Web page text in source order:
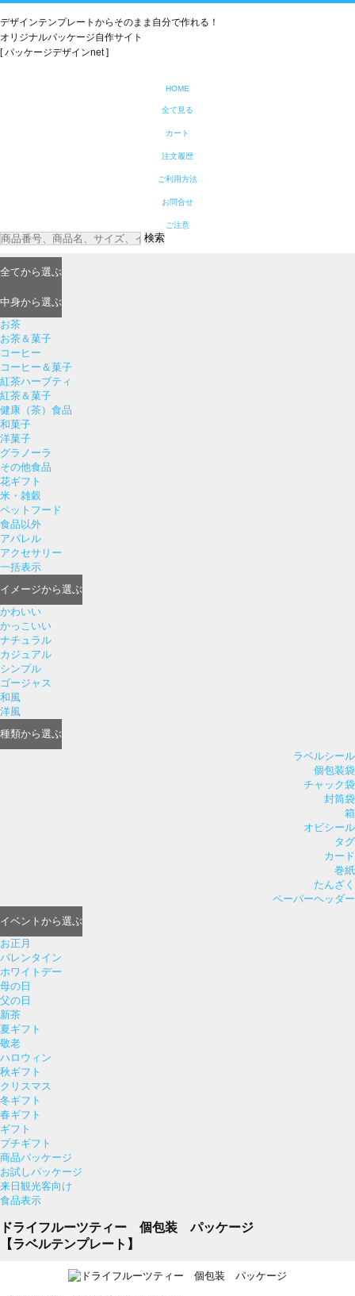
デザインテンプレートからそのまま自分で作れる！
オリジナルパッケージ自作サイト
[ パッケージデザインnet ]
HOME
全て見る
カート
注文履歴
ご利用方法
お問合せ
ご注意
検索
全てから選ぶ
中身から選ぶ
お茶
お茶＆菓子
コーヒー
コーヒー＆菓子
紅茶ハーブティ
紅茶＆菓子
健康（茶）食品
和菓子
洋菓子
グラノーラ
その他食品
花ギフト
米・雑穀
ペットフード
食品以外
アパレル
アクセサリー
一括表示
イメージから選ぶ
かわいい
かっこいい
ナチュラル
カジュアル
シンプル
ゴージャス
和風
洋風
種類から選ぶ
ラベルシール
個包装袋
チャック袋
封筒袋
箱
オビシール
タグ
カード
巻紙
たんざく
ペーパーヘッダー
イベント から選ぶ
お正月
バレンタイン
ホワイトデー
母の日
父の日
新茶
夏ギフト
敬老
ハロウィン
秋ギフト
クリスマス
冬ギフト
春ギフト
ギフト
プチギフト
商品パッケージ
お試しパッケージ
来日観光客向け
食品表示
ドライフルーツティー 個包装 パッケージ
【ラベルテンプレート】